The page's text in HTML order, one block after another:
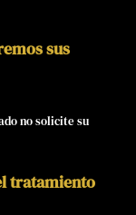
sus
no solicite su
tratamiento